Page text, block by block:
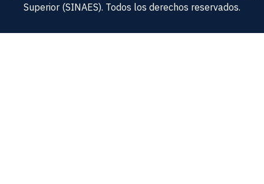
Superior (SINAES). Todos los derechos reservados.